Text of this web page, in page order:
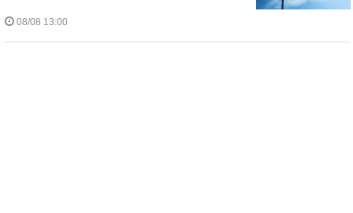
08/08 13:00